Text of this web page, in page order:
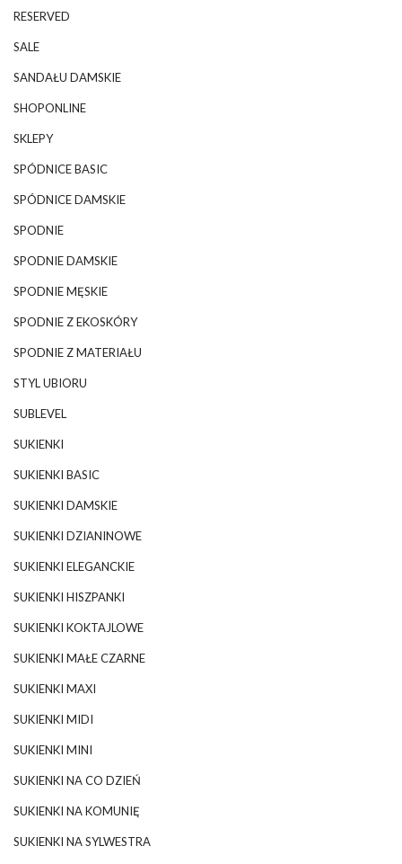
RESERVED
SALE
SANDAŁU DAMSKIE
SHOPONLINE
SKLEPY
SPÓDNICE BASIC
SPÓDNICE DAMSKIE
SPODNIE
SPODNIE DAMSKIE
SPODNIE MĘSKIE
SPODNIE Z EKOSKÓRY
SPODNIE Z MATERIAŁU
STYL UBIORU
SUBLEVEL
SUKIENKI
SUKIENKI BASIC
SUKIENKI DAMSKIE
SUKIENKI DZIANINOWE
SUKIENKI ELEGANCKIE
SUKIENKI HISZPANKI
SUKIENKI KOKTAJLOWE
SUKIENKI MAŁE CZARNE
SUKIENKI MAXI
SUKIENKI MIDI
SUKIENKI MINI
SUKIENKI NA CO DZIEŃ
SUKIENKI NA KOMUNIĘ
SUKIENKI NA SYLWESTRA